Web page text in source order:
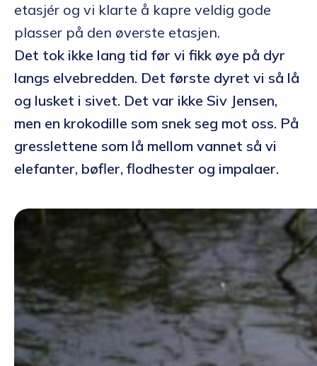
etasjér og vi klarte å kapre veldig gode
plasser på den øverste etasjen.
Det tok ikke lang tid før vi fikk øye på dyr
langs elvebredden. Det første dyret vi så lå
og lusket i sivet. Det var ikke Siv Jensen,
men en krokodille som snek seg mot oss. På
gresslettene som lå mellom vannet så vi
elefanter, bøfler, flodhester og impalaer.